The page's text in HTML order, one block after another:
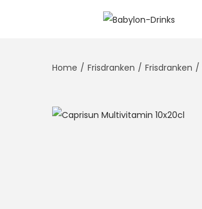
Home / Frisdranken / Frisdranken /